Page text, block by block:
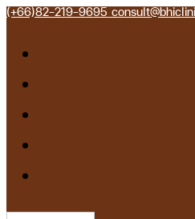
(+66)82-219-9695